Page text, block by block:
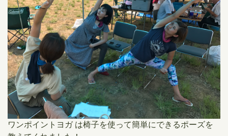
ワンポイントヨガ は椅子を使って簡単にできるポーズを